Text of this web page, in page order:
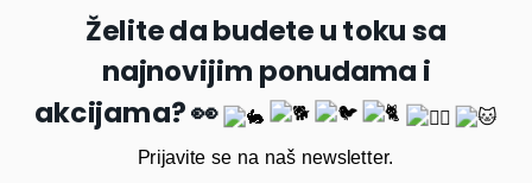
Prijavi se
Želite da budete u toku sa
najnovijim ponudama i
akcijama? 👀
Prijavite se na naš newsletter.